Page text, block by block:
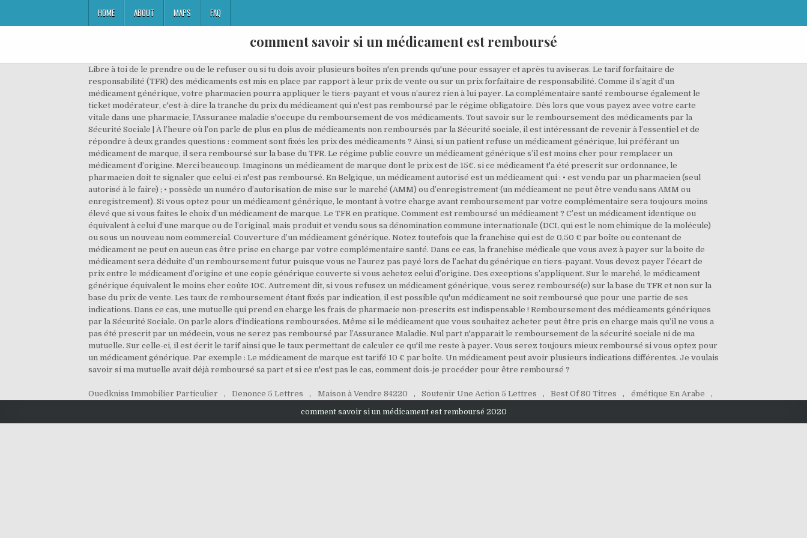
HOME ABOUT MAPS FAQ
comment savoir si un médicament est remboursé
Libre à toi de le prendre ou de le refuser ou si tu dois avoir plusieurs boîtes n'en prends qu'une pour essayer et après tu aviseras. Le tarif forfaitaire de
responsabilité (TFR) des médicaments est mis en place par rapport à leur prix de vente ou sur un prix forfaitaire de responsabilité. Comme il s’agit d’un
médicament générique, votre pharmacien pourra appliquer le tiers-payant et vous n’aurez rien à lui payer. La complémentaire santé rembourse également le
ticket modérateur, c'est-à-dire la tranche du prix du médicament qui n'est pas remboursé par le régime obligatoire. Dès lors que vous payez avec votre carte
vitale dans une pharmacie, l’Assurance maladie s'occupe du remboursement de vos médicaments. Tout savoir sur le remboursement des médicaments par la
Sécurité Sociale | À l’heure où l’on parle de plus en plus de médicaments non remboursés par la Sécurité sociale, il est intéressant de revenir à l’essentiel et de
répondre à deux grandes questions : comment sont fixés les prix des médicaments ? Ainsi, si un patient refuse un médicament générique, lui préférant un
médicament de marque, il sera remboursé sur la base du TFR. Le régime public couvre un médicament générique s’il est moins cher pour remplacer un
médicament d’origine. Merci beaucoup. Imaginons un médicament de marque dont le prix est de 15€. si ce médicament t'a été prescrit sur ordonnance, le
pharmacien doit te signaler que celui-ci n'est pas remboursé. En Belgique, un médicament autorisé est un médicament qui : • est vendu par un pharmacien (seul
autorisé à le faire) ; • possède un numéro d’autorisation de mise sur le marché (AMM) ou d’enregistrement (un médicament ne peut être vendu sans AMM ou
enregistrement). Si vous optez pour un médicament générique, le montant à votre charge avant remboursement par votre complémentaire sera toujours moins
élevé que si vous faites le choix d’un médicament de marque. Le TFR en pratique. Comment est remboursé un médicament ? C’est un médicament identique ou
équivalent à celui d’une marque ou de l’original, mais produit et vendu sous sa dénomination commune internationale (DCI, qui est le nom chimique de la molécule)
ou sous un nouveau nom commercial. Couverture d’un médicament générique. Notez toutefois que la franchise qui est de 0,50 € par boîte ou contenant de
médicament ne peut en aucun cas être prise en charge par votre complémentaire santé. Dans ce cas, la franchise médicale que vous avez à payer sur la boite de
médicament sera déduite d’un remboursement futur puisque vous ne l’aurez pas payé lors de l’achat du générique en tiers-payant. Vous devez payer l’écart de
prix entre le médicament d’origine et une copie générique couverte si vous achetez celui d’origine. Des exceptions s’appliquent. Sur le marché, le médicament
générique équivalent le moins cher coûte 10€. Autrement dit, si vous refusez un médicament générique, vous serez remboursé(e) sur la base du TFR et non sur la
base du prix de vente. Les taux de remboursement étant fixés par indication, il est possible qu'un médicament ne soit remboursé que pour une partie de ses
indications. Dans ce cas, une mutuelle qui prend en charge les frais de pharmacie non-prescrits est indispensable ! Remboursement des médicaments génériques
par la Sécurité Sociale. On parle alors d'indications remboursées. Même si le médicament que vous souhaitez acheter peut être pris en charge mais qu’il ne vous a
pas été prescrit par un médecin, vous ne serez pas remboursé par l’Assurance Maladie. Nul part n'apparait le remboursement de la sécurité sociale ni de ma
mutuelle. Sur celle-ci, il est écrit le tarif ainsi que le taux permettant de calculer ce qu'il me reste à payer. Vous serez toujours mieux remboursé si vous optez pour
un médicament générique. Par exemple : Le médicament de marque est tarifé 10 € par boîte. Un médicament peut avoir plusieurs indications différentes. Je voulais
savoir si ma mutuelle avait déjà remboursé sa part et si ce n'est pas le cas, comment dois-je procéder pour être remboursé ?
Ouedkniss Immobilier Particulier , Denonce 5 Lettres , Maison à Vendre 84220 , Soutenir Une Action 5 Lettres , Best Of 80 Titres , émétique En Arabe ,
comment savoir si un médicament est remboursé 2020